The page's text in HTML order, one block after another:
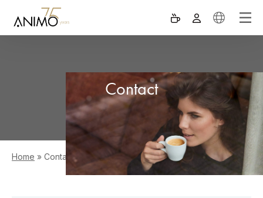
Contact
Home » Contact